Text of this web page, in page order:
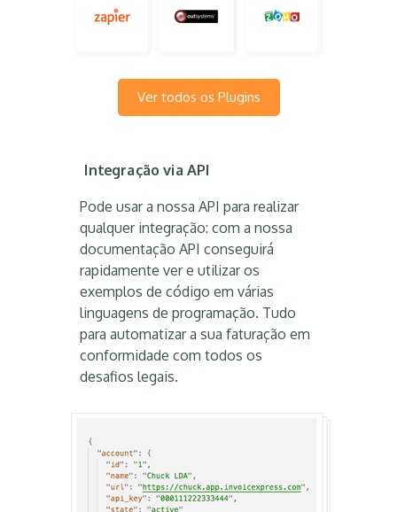
Pode usar a nossa API para realizar
qualquer integração: com a nossa
documentação API conseguirá
rapidamente ver e utilizar os
exemplos de código em várias
linguagens de programação. Tudo
para automatizar a sua faturação em
conformidade com todos os
desafios legais.
Integração via API
Ver todos os Plugins